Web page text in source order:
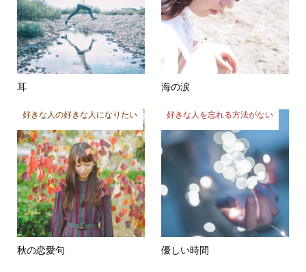
耳 海の涙
好きな人の好きな人になりたい
秋の恋愛句
好きな人を忘れる方法がない
優しい時間